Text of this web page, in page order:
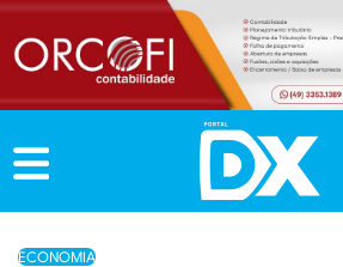
ECONOMIA